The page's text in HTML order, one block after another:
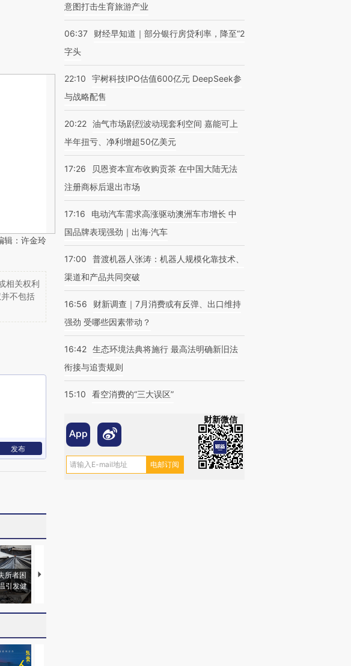
辑：许金玲
相关权利
不包括
发布
所者困
引发健
视线｜HYROX的吸金
意图打击生育旅游产业
06:37
财经早知道｜部分银行房贷利率，降至“2
字头
22:10
宇树科技IPO估值600亿元 DeepSeek参
与战略配售
20:22 油气市场剧烈波动现套利空间 嘉能可上
半年扭亏、净利增超50亿美元
17:26
贝恩资本宣布收购贡茶 在中国大陆无法
注册商标后退出市场
17:16
电动汽车需求高涨驱动澳洲车市增长 中
国品牌表现强劲｜出海·汽车
17:00
普渡机器人张涛：机器人规模化靠技术、
渠道和产品共同突破
16:56
财新调查｜7月消费或有反弹、出口维持
强劲 受哪些因素带动？
16:42 生态环境法典将施行 最高法明确新旧法
衔接与追责规则
15:10 看空消费的“三大误区”
财新微信